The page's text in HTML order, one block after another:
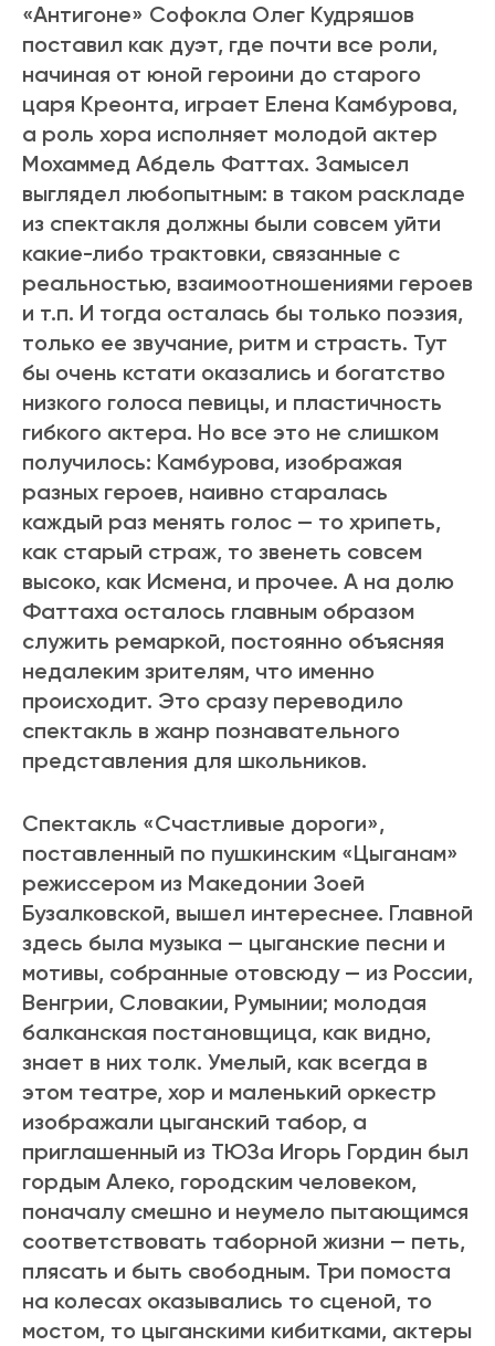
«Антигоне» Софокла Олег Кудряшов
поставил как дуэт, где почти все роли,
начиная от юной героини до старого
царя Креонта, играет Елена Камбурова,
а роль хора исполняет молодой актер
Мохаммед Абдель Фаттах. Замысел
выглядел любопытным: в таком раскладе
из спектакля должны были совсем уйти
какие-либо трактовки, связанные с
реальностью, взаимоотношениями героев
и т.п. И тогда осталась бы только поэзия,
только ее звучание, ритм и страсть. Тут
бы очень кстати оказались и богатство
низкого голоса певицы, и пластичность
гибкого актера. Но все это не слишком
получилось: Камбурова, изображая
разных героев, наивно старалась
каждый раз менять голос — то хрипеть,
как старый страж, то звенеть совсем
высоко, как Исмена, и прочее. А на долю
Фаттаха осталось главным образом
служить ремаркой, постоянно объясняя
недалеким зрителям, что именно
происходит. Это сразу переводило
спектакль в жанр познавательного
представления для школьников.
Спектакль «Счастливые дороги»,
поставленный по пушкинским «Цыганам»
режиссером из Македонии Зоей
Бузалковской, вышел интереснее. Главной
здесь была музыка — цыганские песни и
мотивы, собранные отовсюду — из России,
Венгрии, Словакии, Румынии; молодая
балканская постановщица, как видно,
знает в них толк. Умелый, как всегда в
этом театре, хор и маленький оркестр
изображали цыганский табор, а
приглашенный из ТЮЗа Игорь Гордин был
гордым Алеко, городским человеком,
поначалу смешно и неумело пытающимся
соответствовать таборной жизни — петь,
плясать и быть свободным. Три помоста
на колесах оказывались то сценой, то
мостом, то цыганскими кибитками, актеры